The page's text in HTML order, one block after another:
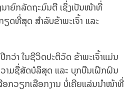
າຍົກລັດຖະມົນຕີ ເຊິ່ງເປັນໜ້າທີ່
ດທີ່ສຸດ ສຳລັບຂ້າພະເຈົ້າ ແລະ
ກວ່າ ໃນຊີວິດປະຕິວັດ ຂ້າພະເຈົ້າແມ່ນ
າມຊື່ສັດບໍລິສຸດ ແລະ ບຸກບືນເຝິກຝົນ
ອກວຽກເລືອກງານ ບໍ່ເຄີຍແລ່ນນຳໜ້າທີ່